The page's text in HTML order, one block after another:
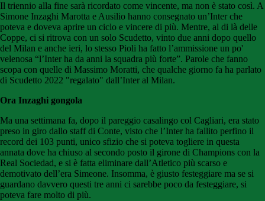
Il triennio alla fine sarà ricordato come vincente, ma non è stato così. A
Simone Inzaghi Marotta e Ausilio hanno consegnato un’Inter che
poteva e doveva aprire un ciclo e vincere di più. Mentre, al di là delle
Coppe, ci si ritrova con un solo Scudetto, vinto due anni dopo quello
del Milan e anche ieri, lo stesso Pioli ha fatto l’ammissione un po'
velenosa “l’Inter ha da anni la squadra più forte”. Parole che fanno
scopa con quelle di Massimo Moratti, che qualche giorno fa ha parlato
di Scudetto 2022 "regalato" dall’Inter al Milan.
Ora Inzaghi gongola
Ma una settimana fa, dopo il pareggio casalingo col Cagliari, era stato
preso in giro dallo staff di Conte, visto che l’Inter ha fallito perfino il
record dei 103 punti, unico sfizio che si poteva togliere in questa
annata dove ha chiuso al secondo posto il girone di Champions con la
Real Sociedad, e si è fatta eliminare dall’Atletico più scarso e
demotivato dell’era Simeone. Insomma, è giusto festeggiare ma se si
guardano davvero questi tre anni ci sarebbe poco da festeggiare, si
poteva fare molto di più.